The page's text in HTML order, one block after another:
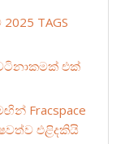
TAGS
වටිනාකමක් එක්
Fracspace
එළිදකියි